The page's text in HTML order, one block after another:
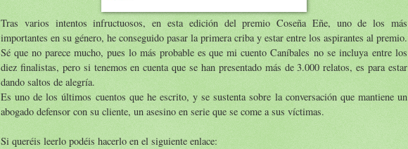
Tras varios intentos infructuosos, en esta edición del premio Coseña Eñe, uno de los más
importantes en su género, he conseguido pasar la primera criba y estar entre los aspirantes al premio.
Sé que no parece mucho, pues lo más probable es que mi cuento Caníbales no se incluya entre los
diez finalistas, pero si tenemos en cuenta que se han presentado más de 3.000 relatos, es para estar
dando saltos de alegría.
Es uno de los últimos cuentos que he escrito, y se sustenta sobre la conversación que mantiene un
abogado defensor con su cliente, un asesino en serie que se come a sus víctimas.
Si queréis leerlo podéis hacerlo en el siguiente enlace: